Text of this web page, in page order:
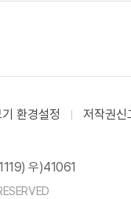
환경설정 저작권신
우)41061